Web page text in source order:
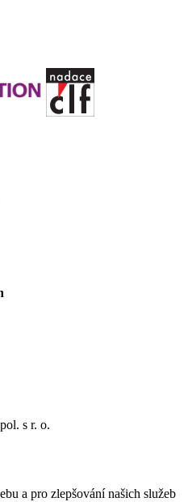
s r. o.
a pro zlepšování našich služeb